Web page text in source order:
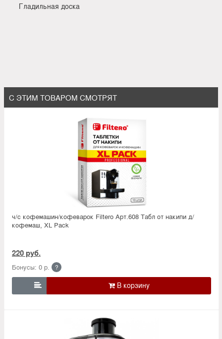
Гладильная доска
С ЭТИМ ТОВАРОМ СМОТРЯТ
ч/с кофемашин/кофеварок Filtero Арт.608 Табл от накипи д/
кофемаш, XL Pack
220 руб.
Бонусы: 0 р. ?
